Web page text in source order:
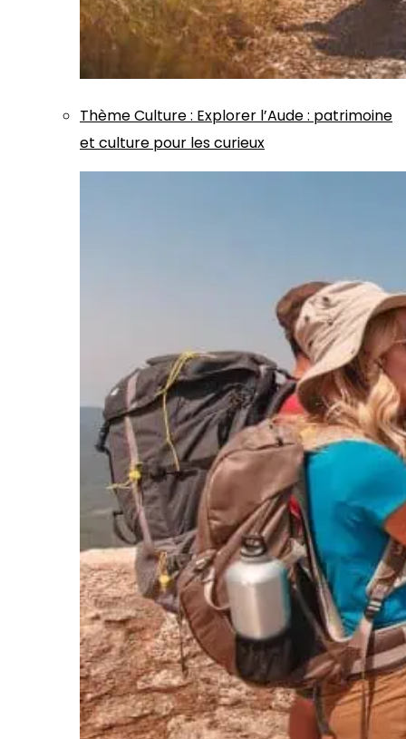
ThèmeCulture: Explorer l’Aude : patrimoine
et culture pour les curieux